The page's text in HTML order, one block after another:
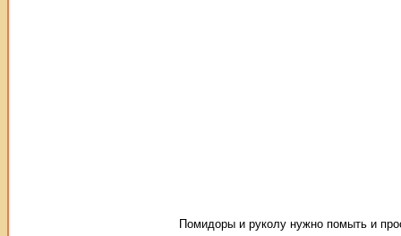
Помидоры и руколу нужно помыть и